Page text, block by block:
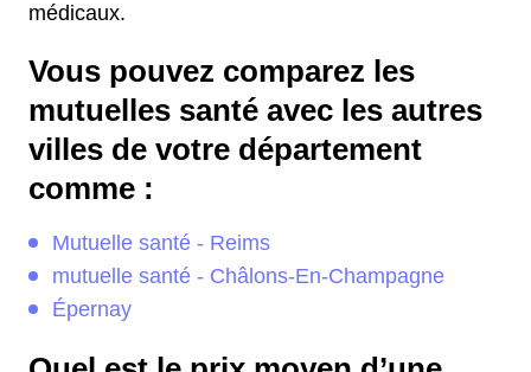
médicaux.
Vous pouvez comparez les
mutuelles santé avec les autres
villes de votre département
comme :
Mutuelle santé - Reims
mutuelle santé - Châlons-En-Champagne
Épernay